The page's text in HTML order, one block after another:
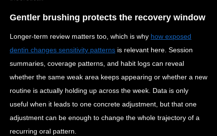
Gentler brushing protects the recovery window
Longer-term review matters too, which is why how exposed
dentin changes sensitivity patterns is relevant here. Session
summaries, coverage patterns, and habit logs can reveal
whether the same weak area keeps appearing or whether a new
routine is actually holding up across the week. Data is only
useful when it leads to one concrete adjustment, but that one
adjustment can be enough to change the whole trajectory of a
recurring oral pattern.